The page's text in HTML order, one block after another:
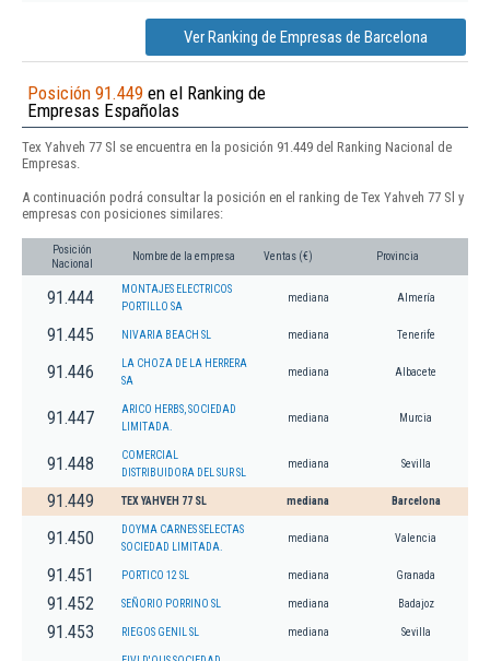
Ver Ranking de Empresas de Barcelona
Posición 91.449 en el Ranking de
Empresas Españolas
Tex Yahveh 77 Sl se encuentra en la posición 91.449 del Ranking Nacional de
Empresas.
A continuación podrá consultar la posición en el ranking de Tex Yahveh 77 Sl y
empresas con posiciones similares:
Posición
Nacional
Nombre de la empresa Ventas (€) Provincia
91.444
MONTAJES ELECTRICOS
PORTILLO SA
mediana Almería
91.445 NIVARIA BEACH SL mediana Tenerife
91.446
LA CHOZA DE LA HERRERA
SA
mediana Albacete
91.447
ARICO HERBS, SOCIEDAD
LIMITADA.
mediana Murcia
91.448
COMERCIAL
DISTRIBUIDORA DEL SUR SL
mediana Sevilla
91.449 TEX YAHVEH 77 SL mediana Barcelona
91.450
DOYMA CARNES SELECTAS
SOCIEDAD LIMITADA.
mediana Valencia
91.451 PORTICO 12 SL mediana Granada
91.452 SEÑORIO PORRINO SL mediana Badajoz
91.453 RIEGOS GENIL SL mediana Sevilla